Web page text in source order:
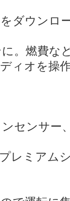
ンロード
費など車
を操作し
ンサー、
・コ